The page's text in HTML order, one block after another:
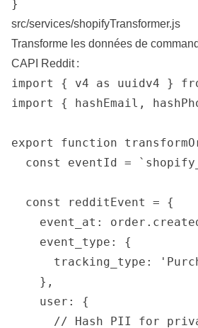
src/services/shopifyTransformer.js
Transforme les données de
CAPI Reddit :
import { v4 as uuidv4 }
import { hashEmail,
export function
const eventId =
  const redditEvent = {
event_at:
    event_type: {
tracking_type:
    },
    user: {
// Hash PII for